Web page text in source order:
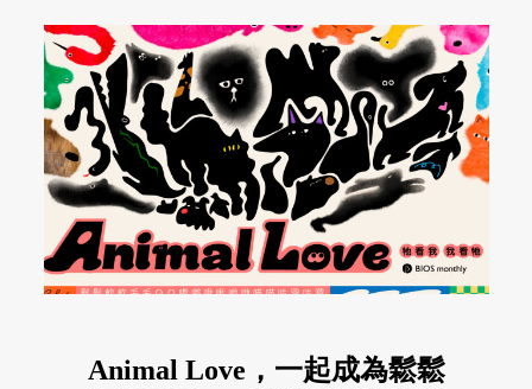
Animal Love，一起成為鬆鬆